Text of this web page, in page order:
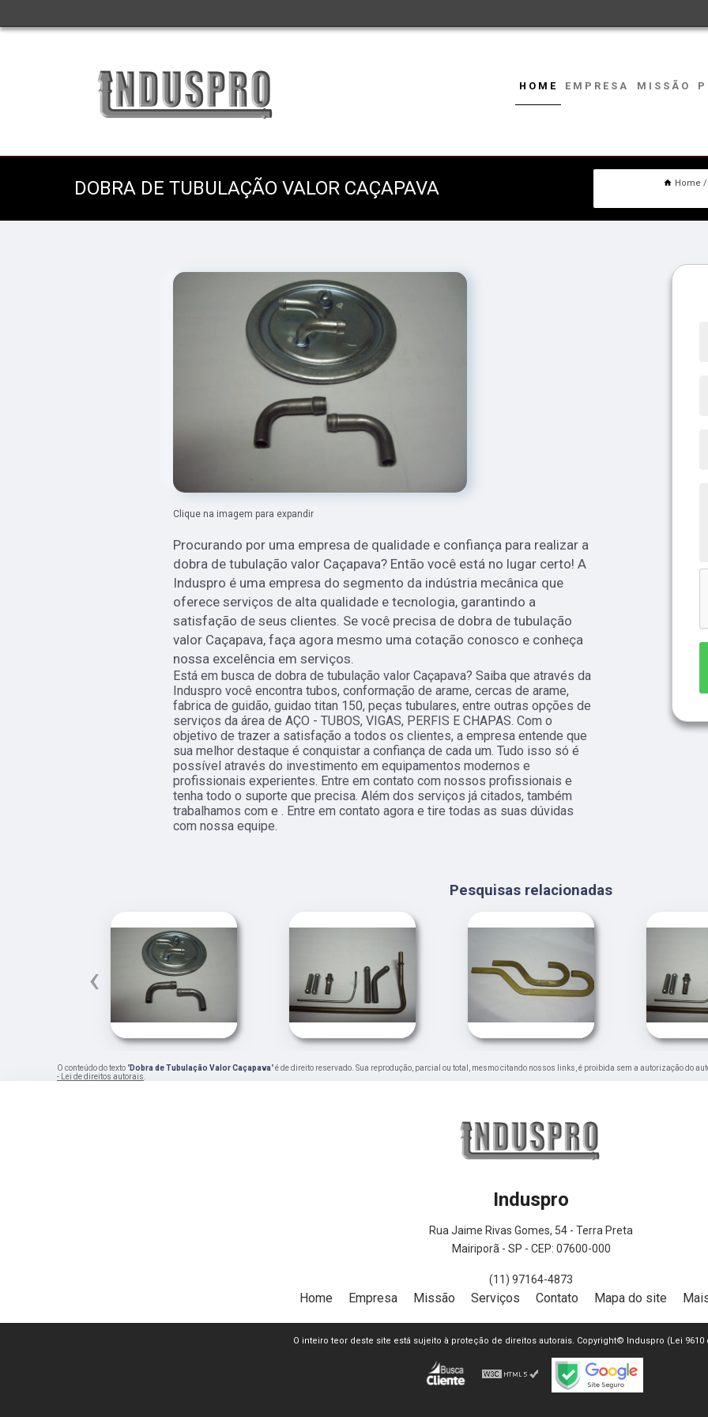
HOME EMPRESA MISSÃO
DOBRA DE TUBULAÇÃO VALOR CAÇAPAVA Home
Clique na imagem para expandir
Procurando por uma empresa de qualidade e confiança para realizar a
dobra de tubulação valor Caçapava? Então você está no lugar certo! A
Induspro é uma empresa do segmento da indústria mecânica que
oferece serviços de alta qualidade e tecnologia, garantindo a
satisfação de seus clientes. Se você precisa de dobra de tubulação
valor Caçapava, faça agora mesmo uma cotação conosco e conheça
nossa excelência em serviços.
Está em busca de dobra de tubulação valor Caçapava? Saiba que através da
Induspro você encontra tubos, conformação de arame, cercas de arame,
fabrica de guidão, guidao titan 150, peças tubulares, entre outras opções de
serviços da área de AÇO - TUBOS, VIGAS, PERFIS E CHAPAS. Com o
objetivo de trazer a satisfação a todos os clientes, a empresa entende que
sua melhor destaque é conquistar a confiança de cada um. Tudo isso só é
possível através do investimento em equipamentos modernos e
profissionais experientes. Entre em contato com nossos profissionais e
tenha todo o suporte que precisa. Além dos serviços já citados, também
trabalhamos com e . Entre em contato agora e tire todas as suas dúvidas
com nossa equipe.
Pesquisas relacionadas
‹
O conteúdo do texto "Dobra de Tubulação Valor Caçapava" é de direito reservado. Sua reprodução, parcial ou total, mesmo citando nossos links, é proibida sem a autorização do
- Lei de direitos autorais.
Induspro
Rua Jaime Rivas Gomes, 54 - Terra Preta
Mairiporã - SP - CEP: 07600-000
(11) 97164-4873
Home Empresa Missão Serviços Contato Mapa do site
O inteiro teor deste site está sujeito à proteção de direitos autorais. Copyright© Induspro (Lei 9610